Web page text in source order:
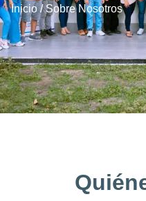
Inicio/ Sobre Nosotros